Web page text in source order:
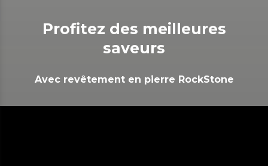
Profitez des meilleures
saveurs
Avec revêtement en pierre RockStone